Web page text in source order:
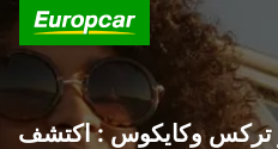
تركس وكايكوس : اكتشف